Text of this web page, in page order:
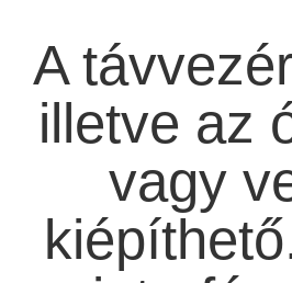
A
illetve az
vagy